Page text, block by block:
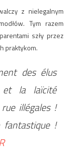
z nielegalnym
Tym razem
szły przez
praktykom.
des élus
la laïcité
illégales !
!